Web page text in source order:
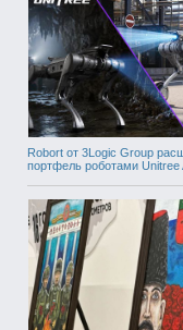
Robort от 3Logic Group
портфель роботами Unitree